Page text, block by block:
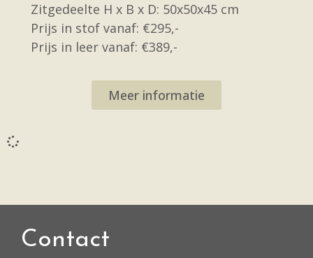
Zitgedeelte H x B x D: 50x50x45 cm
Prijs in stof vanaf: €295,-
Prijs in leer vanaf: €389,-
Meer informatie
Contact